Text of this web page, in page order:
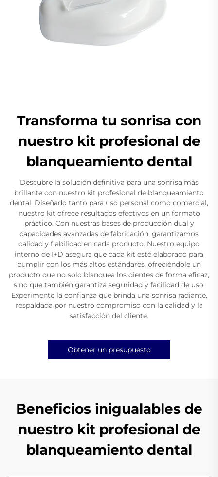
Transforma tu sonrisa con
nuestro kit profesional de
blanqueamiento dental
Descubre la solución definitiva para una sonrisa más
brillante con nuestro kit profesional de blanqueamiento
dental. Diseñado tanto para uso personal como comercial,
nuestro kit ofrece resultados efectivos en un formato
práctico. Con nuestras bases de producción dual y
capacidades avanzadas de fabricación, garantizamos
calidad y fiabilidad en cada producto. Nuestro equipo
interno de I+D asegura que cada kit esté elaborado para
cumplir con los más altos estándares, ofreciéndole un
producto que no solo blanquea los dientes de forma eficaz,
sino que también garantiza seguridad y facilidad de uso.
Experimente la confianza que brinda una sonrisa radiante,
respaldada por nuestro compromiso con la calidad y la
satisfacción del cliente.
Obtener un presupuesto
Beneficios inigualables de
nuestro kit profesional de
blanqueamiento dental